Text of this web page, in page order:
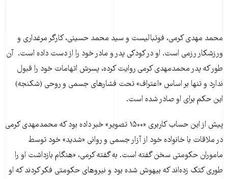
محمد مهدی کرمی، فوتبالیست و سید محمد حسینی، کارگر مرغداری و
ورزشکار رزمی است. او در کودکی پدر و مادر خود را از دست داده است. آن‌
طور که پدر محمدمهدی کرمی روایت کرده، پسرش اتهامات خود را قبول
ندارد و تنها بر اساس «اعتراف» تحت فشارهای جسمی و روحی (شکنجه)
این حکم برای او صادر شده است.
پیش از این حساب کاربری «۱۵۰۰ تصویر» خبر داده بود که محمدمهدی کرمی
در ملاقات با خانواده خود از آزار جسمی و روانی «شدید» خود توسط
ماموران حکومتی سخن گفته است. به گفته کرمی، «هنگام بازداشت او را
طوری کتک زده‌اند که بیهوش شده بود و نیروهای حکومتی فکر کردند که او